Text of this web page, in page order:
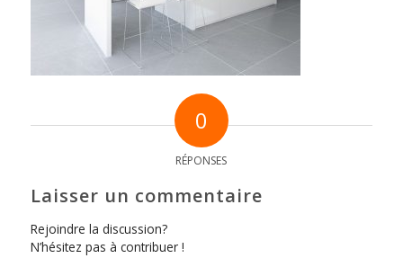
0
RÉPONSES
Laisser un commentaire
Rejoindre la discussion?
N’hésitez pas à contribuer !